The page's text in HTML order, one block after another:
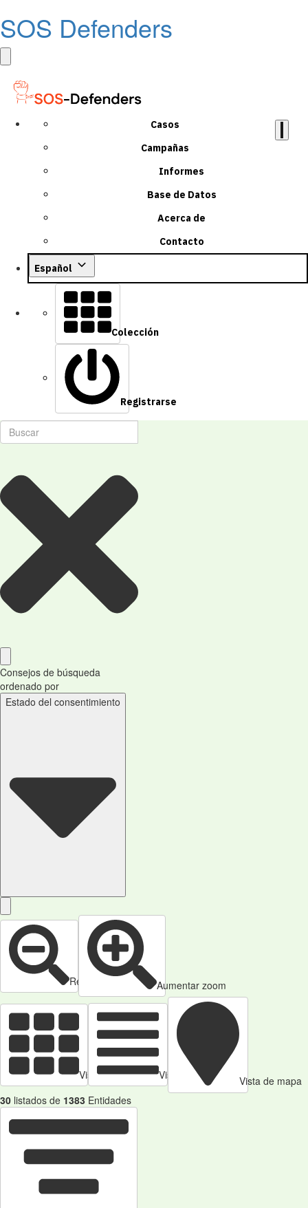
SOS Defenders
Casos
Campañas
Informes
Base de Datos
Acerca de
Contacto
Español
Colección
Registrarse
Consejos de búsqueda
ordenado por
Estado del consentimiento
Reducir zoom Aumentar zoom
Vista de tarjetas Vista de Tabla
Vista de mapa
30 listados de 1383 Entidades